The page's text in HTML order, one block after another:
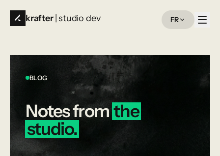
krafter | studio dev FR
BLOG
Notesfrom the
studio.